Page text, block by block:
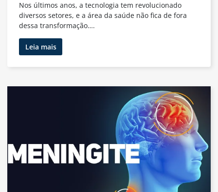
Nos últimos anos, a tecnologia tem revolucionado
diversos setores, e a área da saúde não fica de fora
dessa transformação….
Leia maisVantagens
dos
Resultados
Exames